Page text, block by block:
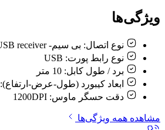
ویژگی‌ها
نوع اتصال: بی سیم- USB receiver دانگل
نوع رابط پورت: USB
برد / طول کابل: 10 متر
ابعاد کیبورد (طول-عرض-ارتفاع):
دقت حسگر ماوس: 1200DPI
مشاهده همه ویژگی‌ها